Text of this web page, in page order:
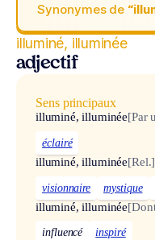
Synonymes de
illuminé, illuminée
adjectif
Sens principaux
illuminé, illuminée[Par
éclairé
illuminé, illuminée[Rel.]
visionnaire mystique
illuminé, illuminée
influencé inspiré